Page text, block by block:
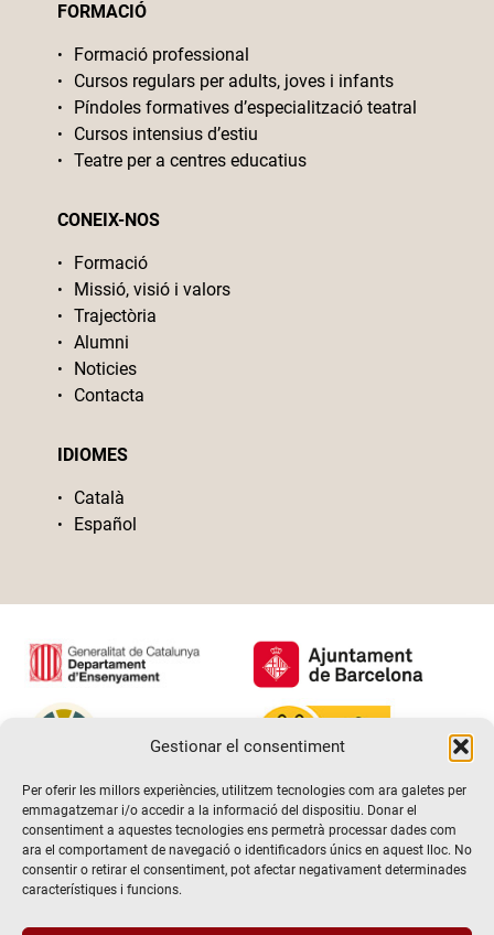
Gestionar el consentiment
Per oferir les millors experiències, utilitzem tecnologies com ara galetes per
emmagatzemar i/o accedir a la informació del dispositiu. Donar el
consentiment a aquestes tecnologies ens permetrà processar dades com
ara el comportament de navegació o identificadors únics en aquest lloc. No
consentir o retirar el consentiment, pot afectar negativament determinades
característiques i funcions.
FORMACIÓ
Formació professional
Cursos regulars per adults, joves i infants
Píndoles formatives d’especialització teatral
Cursos intensius d’estiu
Teatre per a centres educatius
CONEIX-NOS
Formació
Missió, visió i valors
Trajectòria
Alumni
Noticies
Contacta
IDIOMES
Català
Español